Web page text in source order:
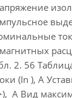
2. 56
(In ), А
А Вид